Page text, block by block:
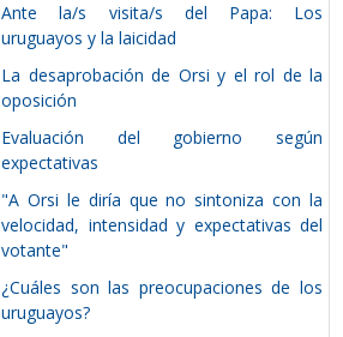
Ante la/s visita/s del Papa: Los
uruguayos y la laicidad
La desaprobación de Orsi y el rol de la
oposición
Evaluación del gobierno según
expectativas
"A Orsi le diría que no sintoniza con la
velocidad, intensidad y expectativas del
votante"
¿Cuáles son las preocupaciones de los
uruguayos?